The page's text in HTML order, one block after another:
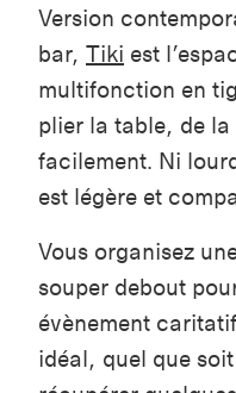
Version
bar, Tiki est
multifonction en
plier la table, de
facilement. Ni
est légère et
Vous organisez
souper debout
évènement
idéal, quel que